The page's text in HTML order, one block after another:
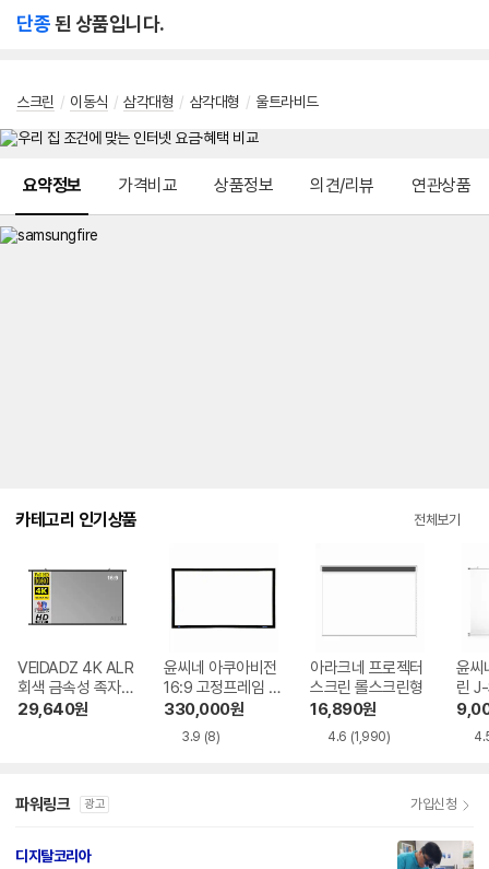
단종된 상품입니다.
스크린 / 이동식 / 삼각대형 / 삼각대형 / 울트라비드
요약정보 가격비교 상품정보 의견/리뷰 연관상품
카테고리 인기상품 전체보기
VEIDADZ 4K ALR
회색 금속성 족자형
빔프로젝터 스크린
29,640원
윤씨네 아쿠아비전
16:9 고정프레임 스
크린 SA-FH 시리
즈 시네비젼원단
330,000원
3.9 (8)
아라크네 프로젝터
스크린 롤스크린형
16,890원
4.6 (1,990)
윤씨
린
파워링크 광고 가입신청
디지탈코리아